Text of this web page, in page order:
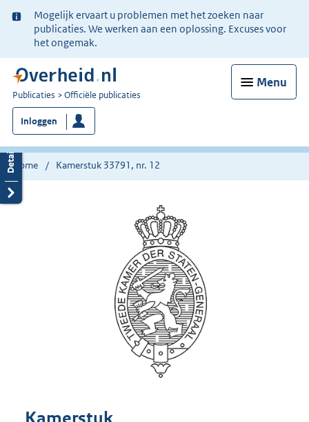
Ter
informatie:
Mogelijk ervaart u problemen met het zoeken naar
publicaties. We werken aan een oplossing. Excuses voor
het ongemak.
Menu
U
bent
nu
hier:
Publicaties Officiële publicaties
Inloggen
Home Kamerstuk 33791, nr. 12